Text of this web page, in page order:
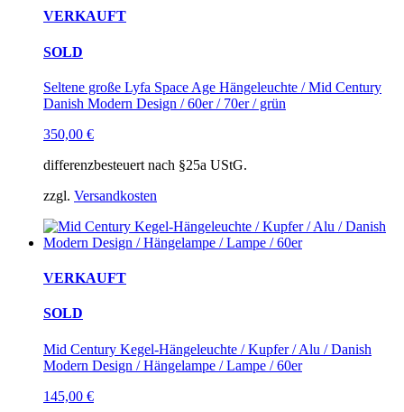
VERKAUFT
SOLD
Seltene große Lyfa Space Age Hängeleuchte / Mid Century
Danish Modern Design / 60er / 70er / grün
350,00 €
differenzbesteuert nach §25a UStG.
zzgl. Versandkosten
VERKAUFT
SOLD
Mid Century Kegel-Hängeleuchte / Kupfer / Alu / Danish
Modern Design / Hängelampe / Lampe / 60er
145,00 €